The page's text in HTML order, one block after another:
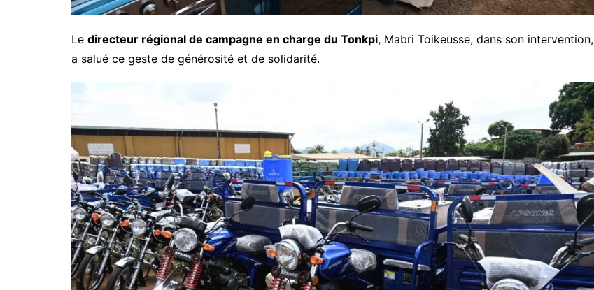
Le directeur régional de campagne en charge du Tonkpi, Mabri Toikeusse, dans son intervention,
a salué ce geste de générosité et de solidarité.